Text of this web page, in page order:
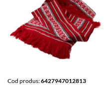
Cod produs:6427947012813